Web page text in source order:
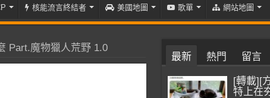
核能流言終結者 美國地圖 歌單 網站地圖
Part.魔物獵人荒野 1.0
最新 熱門 留言
[轉載][
特上在